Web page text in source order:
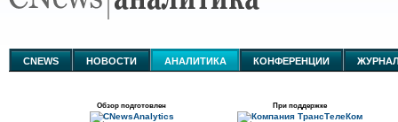
аналитике
CNEWS НОВОСТИ АНАЛИТИКА КОНФЕРЕНЦИИ
Обзор подготовлен При поддержке